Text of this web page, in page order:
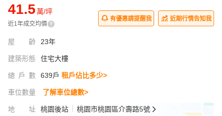
41.5萬/坪
近1年成交均價
有優惠請提醒我 近期行情告知我
屋齡 23年
建築形態 住宅大樓
總戶數 639戶 租戶佔比多少>
車位數量 了解車位總數>
地址 桃園後站 桃園市桃園區介壽路5號